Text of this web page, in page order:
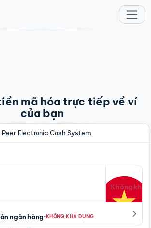
mã hóa trực tiếp về ví
của bạn
Electronic Cash System
Không khả
ngân hàng·KHÔNG KHẢ DỤNG